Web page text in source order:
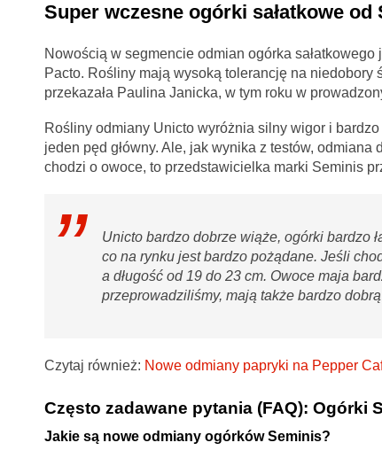
Super wczesne ogórki sałatkowe od
Nowością w segmencie odmian ogórka sałatkowego
Pacto. Rośliny mają wysoką tolerancję na
przekazała Paulina Janicka, w tym roku w
Rośliny odmiany Unicto wyróżnia silny wigor i
jeden pęd główny. Ale, jak wynika z testów,
chodzi o owoce, to przedstawicielka marki Seminis
Unicto bardzo dobrze wiąże, ogórki bardzo
co na rynku jest bardzo pożądane. Jeśli
a długość od 19 do 23 cm. Owoce maja
przeprowadziliśmy, mają także bardzo
Czytaj również: Nowe odmiany papryki na Pepper
Często zadawane pytania (FAQ): Ogórki
Jakie są nowe odmiany ogórków Seminis?